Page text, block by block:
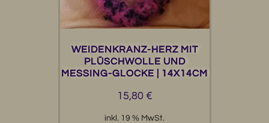
WEIDENKRANZ-HERZ MIT
PLÜSCHWOLLE UND
MESSING-GLOCKE | 14X14CM
15,80 €
inkl. 19 % MwSt.